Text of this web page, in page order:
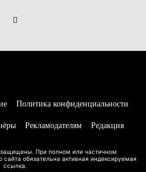
Политика конфиденциальности
Рекламодателям Редакция
При полном или частичном
обязательна активная индексируемая
ссылка.